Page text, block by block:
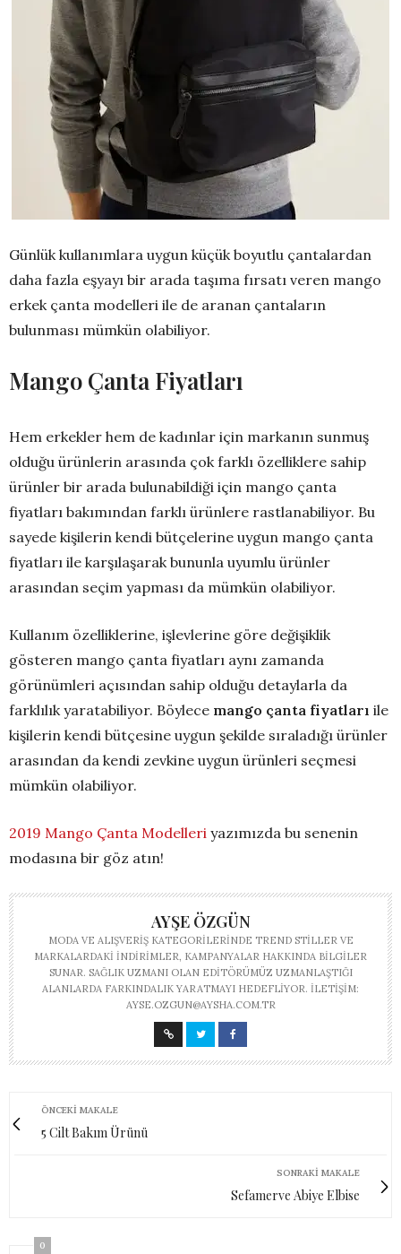
Günlük kullanımlara uygun küçük boyutlu çantalardan
daha fazla eşyayı bir arada taşıma fırsatı veren mango
erkek çanta modelleri ile de aranan çantaların
bulunması mümkün olabiliyor.
Mango Çanta Fiyatları
Hem erkekler hem de kadınlar için markanın sunmuş
olduğu ürünlerin arasında çok farklı özelliklere sahip
ürünler bir arada bulunabildiği için mango çanta
fiyatları bakımından farklı ürünlere rastlanabiliyor. Bu
sayede kişilerin kendi bütçelerine uygun mango çanta
fiyatları ile karşılaşarak bununla uyumlu ürünler
arasından seçim yapması da mümkün olabiliyor.
Kullanım özelliklerine, işlevlerine göre değişiklik
gösteren mango çanta fiyatları aynı zamanda
görünümleri açısından sahip olduğu detaylarla da
farklılık yaratabiliyor. Böylece mango çanta fiyatları ile
kişilerin kendi bütçesine uygun şekilde sıraladığı ürünler
arasından da kendi zevkine uygun ürünleri seçmesi
mümkün olabiliyor.
2019 Mango Çanta Modelleri yazımızda bu senenin
modasına bir göz atın!
AYŞE ÖZGÜN
MODA VE ALIŞVERIŞ KATEGORILERINDE TREND STILLER VE
MARKALARDAKI INDIRIMLER, KAMPANYALAR HAKKINDA BILGILER
SUNAR. SAĞLIK UZMANI OLAN EDITÖRÜMÜZ UZMANLAŞTIĞI
ALANLARDA FARKINDALIK YARATMAYI HEDEFLIYOR. İLETIŞIM:
AYSE.OZGUN@AYSHA.COM.TR
ÖNCEKI MAKALE
5 Cilt Bakım Ürünü
SONRAKI MAKALE
Sefamerve Abiye Elbise
0